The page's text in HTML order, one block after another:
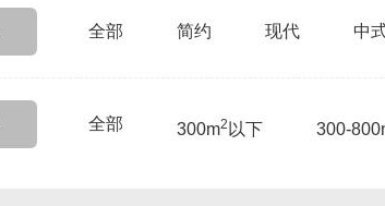
全部 简约 现代 中
全部 300m2 以下 300-